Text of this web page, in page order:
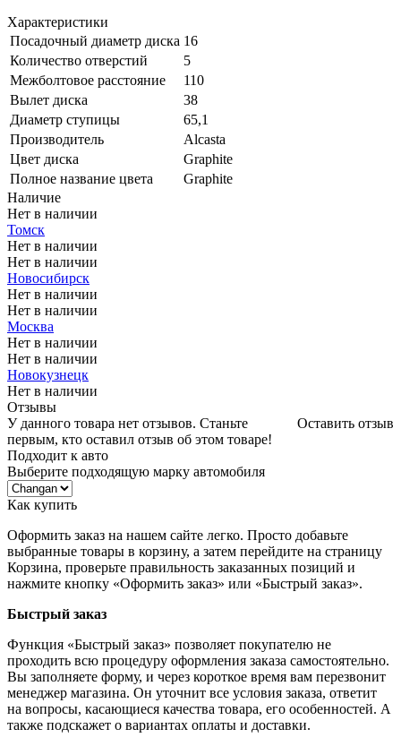
Характеристики
Посадочный диаметр диска 16
Количество отверстий
5
Межболтовое расстояние
110
Вылет диска
38
Диаметр ступицы
65,1
Производитель
Alcasta
Цвет диска
Graphite
Полное название цвета
Graphite
Наличие
Нет в наличии
Томск
Нет в наличии
Нет в наличии
Новосибирск
Нет в наличии
Нет в наличии
Москва
Нет в наличии
Нет в наличии
Новокузнецк
Нет в наличии
Отзывы
Оставить отзыв
У данного товара нет отзывов. Станьте
первым, кто оставил отзыв об этом товаре!
Подходит к авто
Выберите подходящую марку автомобиля
Как купить
Оформить заказ на нашем сайте легко. Просто добавьте
выбранные товары в корзину, а затем перейдите на страницу
Корзина, проверьте правильность заказанных позиций и
нажмите кнопку «Оформить заказ» или «Быстрый заказ».
Быстрый заказ
Функция «Быстрый заказ» позволяет покупателю не
проходить всю процедуру оформления заказа самостоятельно.
Вы заполняете форму, и через короткое время вам перезвонит
менеджер магазина. Он уточнит все условия заказа, ответит
на вопросы, касающиеся качества товара, его особенностей. А
также подскажет о вариантах оплаты и доставки.